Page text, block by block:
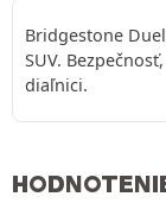
Bridgestone
SUV.
diaľnici.